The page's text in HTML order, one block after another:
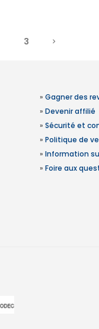
3
» Gagner des
» Devenir affilié
» Sécurité et
» Politique de
» Information
» Foire aux